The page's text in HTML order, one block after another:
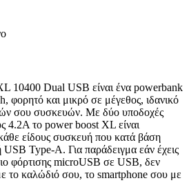
10400 Dual USB είναι ένα powerbank
φορητό και μικρό σε μέγεθος, ιδανικό
σου συσκευών. Με δύο υποδοχές
4.2A το power boost XL είναι
είδους συσκευή που κατά βάση
USB Type-A. Για παράδειγμα εάν έχεις
φόρτισης microUSB σε USB, δεν
το καλώδιό σου, το smartphone σου με